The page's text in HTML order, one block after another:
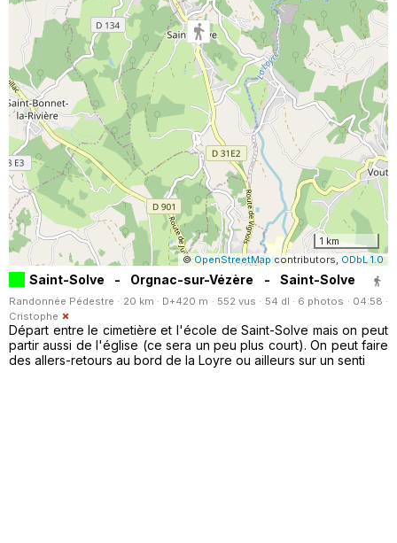
1 km
©OpenStreetMapcontributors, ODbL 1.0
Saint-Solve - Orgnac-sur-Vézère - Saint-Solve
Randonnée Pédestre · 20 km · D+420 m · 552 vus · 54 dl · 6 photos · 04:58 ·
Cristophe
Départ entre le cimetière et l'école de Saint-Solve mais on peut
partir aussi de l'église (ce sera un peu plus court). On peut faire
des allers-retours au bord de la Loyre ou ailleurs sur un senti